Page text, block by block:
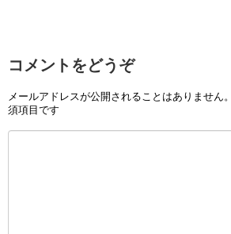
コメントをどうぞ
メールアドレスが公開されることはありません。
須項目です